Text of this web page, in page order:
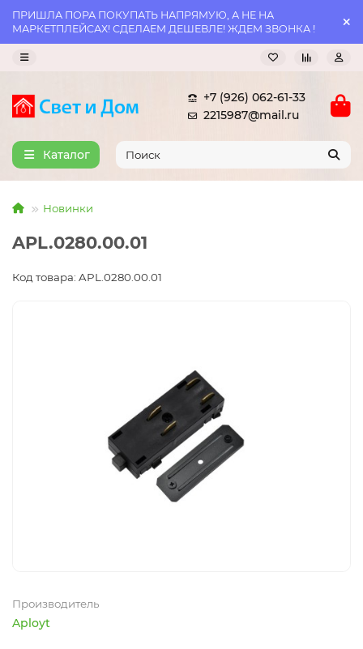
ПРИШЛА ПОРА ПОКУПАТЬ НАПРЯМУЮ, А НЕ НА
МАРКЕТПЛЕЙСАХ! СДЕЛАЕМ ДЕШЕВЛЕ! ЖДЕМ ЗВОНКА !
+7 (926) 062-61-33
2215987@mail.ru
Каталог
Новинки
APL.0280.00.01
Код товара: APL.0280.00.01
Производитель
Aployt